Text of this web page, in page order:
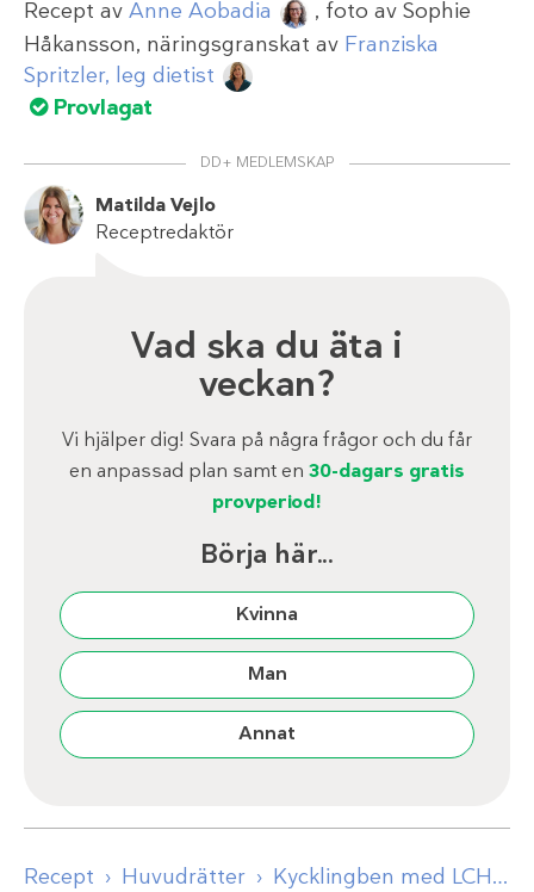
Recept av Anne Aobadia , foto av Sophie
Håkansson, näringsgranskat av Franziska
Spritzler, leg dietist
Provlagat
DD+ MEDLEMSKAP
Matilda Vejlo
Receptredaktör
Vad ska du äta i
veckan?
Vi hjälper dig! Svara på några frågor och du får
en anpassad plan samt en 30-dagars gratis
provperiod!
Börja här...
Kvinna
Man
Annat
Recept Huvudrätter Kycklingben med LCHF-pommes